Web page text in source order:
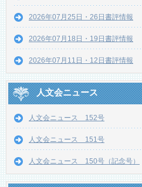
2026年07月25日・26日書評情報
2026年07月18日・19日書評情報
2026年07月11日・12日書評情報
人文会ニュース
人文会ニュース 152号
人文会ニュース 151号
人文会ニュース 150号（記念号）